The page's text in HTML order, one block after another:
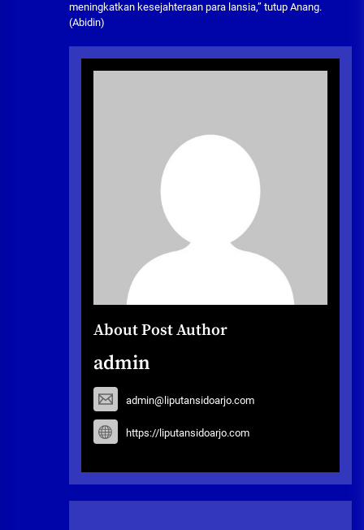
meningkatkan kesejahteraan para lansia,” tutup Anang.
(Abidin)
About Post Author
admin
admin@liputansidoarjo.com
https://liputansidoarjo.com